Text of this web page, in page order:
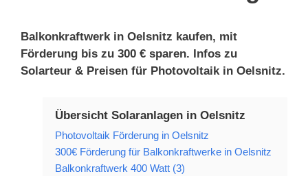
Balkonkraftwerk in Oelsnitz kaufen, mit
Förderung bis zu 300 € sparen. Infos zu
Solarteur & Preisen für Photovoltaik in Oelsnitz.
Übersicht Solaranlagen in Oelsnitz
Photovoltaik Förderung in Oelsnitz
300€ Förderung für Balkonkraftwerke in Oelsnitz
Balkonkraftwerk 400 Watt (3)